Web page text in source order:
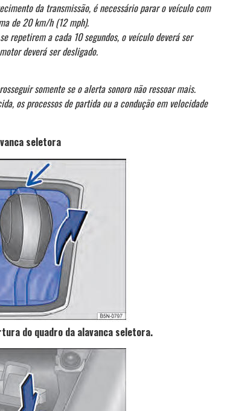
da transmissão, é necessário parar o veículo com
de 20 km/h (12 mph).
repetirem a cada 10 segundos, o veículo deverá ser
deverá ser desligado.
somente se o alerta sonoro não ressoar mais.
os processos de partida ou a condução em velocidade
seletora
do quadro da alavanca seletora.